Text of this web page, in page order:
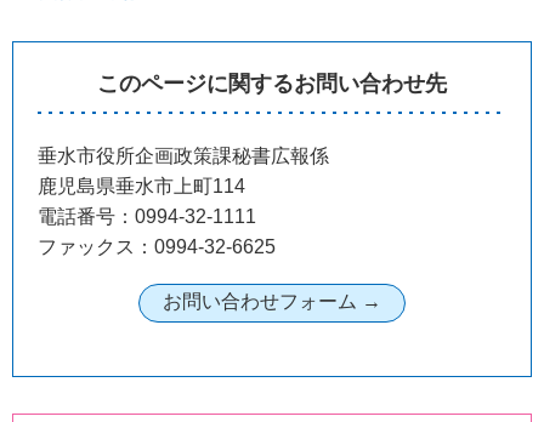
このページに関するお問い合わせ先
垂水市役所企画政策課秘書広報係
鹿児島県垂水市上町114
電話番号：0994-32-1111
ファックス：0994-32-6625